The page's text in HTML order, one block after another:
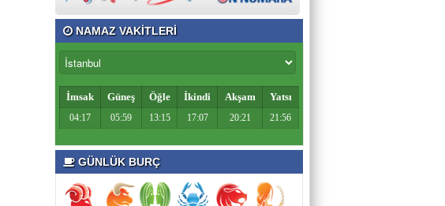
NAMAZ VAKİTLERİ
İmsak Güneş Öğle İkindi Akşam Yatsı
04:17 05:59 13:15 17:07 20:21 21:56
GÜNLÜK BURÇ